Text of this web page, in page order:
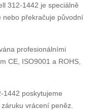
312-1442 je speciálně
nebo překračuje původní
profesionálními
CE, ISO9001 a ROHS,
1442 poskytujeme
vrácení peněz.